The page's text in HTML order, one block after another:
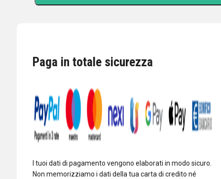
Paga in totale sicurezza
I tuoi dati di pagamento vengono elaborati in modo sicuro.
Non memorizziamo i dati della tua carta di credito né